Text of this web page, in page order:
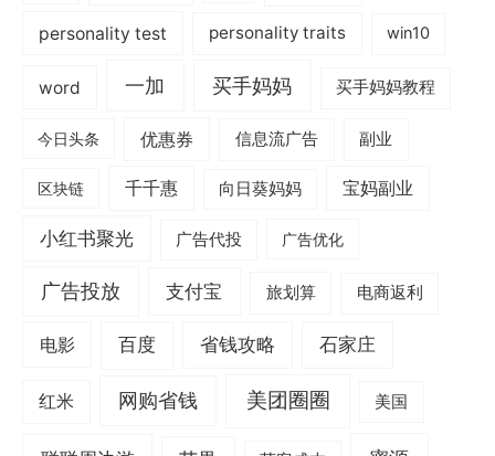
personality test personality traits win10
word 一加 买手妈妈 买手妈妈教程
今日头条 优惠券 信息流广告 副业
区块链 千千惠 向日葵妈妈 宝妈副业
小红书聚光 广告代投 广告优化
广告投放 支付宝 旅划算 电商返利
电影 百度 省钱攻略 石家庄
红米 网购省钱 美团圈圈 美国